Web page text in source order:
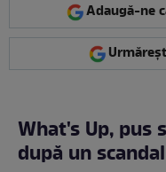
Adaugă-ne
What's Up, pus
după un